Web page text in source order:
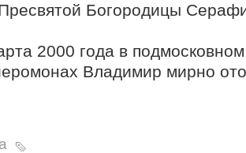
Богородицы
2000 года в
Владимир мирно